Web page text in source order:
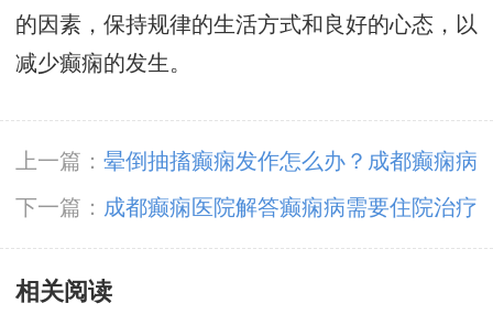
的因素，保持规律的生活方式和良好的心态，以
减少癫痫的发生。
上一篇： 晕倒抽搐癫痫发作怎么办？成都癫痫病
医院支招
下一篇： 成都癫痫医院解答癫痫病需要住院治疗
吗?
相关阅读